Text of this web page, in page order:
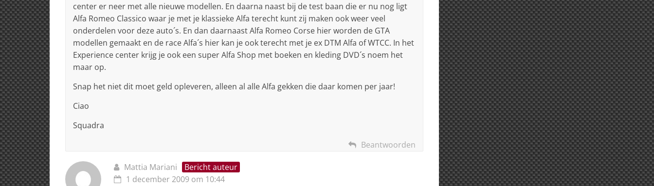
center er neer met alle nieuwe modellen. En daarna naast bij de test baan die er nu nog ligt
Alfa Romeo Classico waar je met je klassieke Alfa terecht kunt zij maken ook weer veel
onderdelen voor deze auto´s. En dan daarnaast Alfa Romeo Corse hier worden de GTA
modellen gemaakt en de race Alfa´s hier kan je ook terecht met je ex DTM Alfa of WTCC. In het
Experience center krijg je ook een super Alfa Shop met boeken en kleding DVD´s noem het
maar op.
Snap het niet dit moet geld opleveren, alleen al alle Alfa gekken die daar komen per jaar!
Ciao
Squadra
Beantwoorden
Mattia Mariani
Bericht auteur
1 december 2009 om 10:44